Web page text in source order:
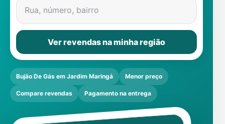
Contatos
Rua, número, bairro
Ver revendas na minha região
Bujão De Gás em Jardim Maringá Menor preço
Compare revendas Pagamento na entrega